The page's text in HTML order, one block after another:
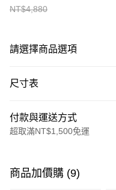
NT$4,880
請選擇商品選項
尺寸表
付款與運送方式
超取滿NT$1,500免運
信用卡一次付款
商品加價購 (9)